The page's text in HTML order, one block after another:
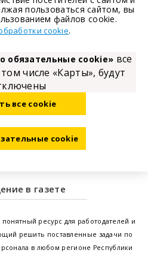
в газете
ресурс для работодателей и
решить поставленные задачи по
в любом регионе Республики
пользоваться сайтом, вы
файлов cookie.
cookie.
обязательные cookie» все
числе «Карты», будут
все cookie
cookie